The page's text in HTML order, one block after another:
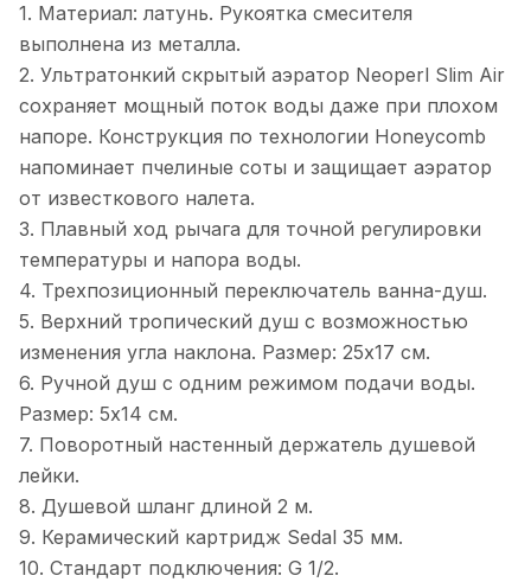
1. Материал: латунь. Рукоятка смесителя
выполнена из металла.
2. Ультратонкий скрытый аэратор Neoperl Slim Air
сохраняет мощный поток воды даже при плохом
напоре. Конструкция по технологии Honeycomb
напоминает пчелиные соты и защищает аэратор
от известкового налета.
3. Плавный ход рычага для точной регулировки
температуры и напора воды.
4. Трехпозиционный переключатель ванна-душ.
5. Верхний тропический душ с возможностью
изменения угла наклона. Размер: 25x17 см.
6. Ручной душ с одним режимом подачи воды.
Размер: 5х14 см.
7. Поворотный настенный держатель душевой
лейки.
8. Душевой шланг длиной 2 м.
9. Керамический картридж Sedal 35 мм.
10. Стандарт подключения: G 1/2.